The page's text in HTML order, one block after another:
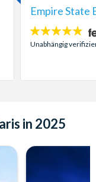
Empire State
4.7
Sterne:
Unabhängig
in 2025